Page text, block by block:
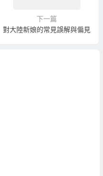
下一篇
對大陸新娘的常見誤解與偏見